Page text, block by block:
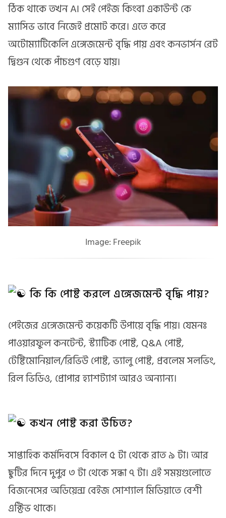
ঠিক থাকে তখন AI সেই পেইজ কিংবা একাউন্ট কে
ম্যাসিভ ভাবে নিজেই প্রমোট করে। এতে করে
অটোম্যাটিকেলি এঙ্গেজমেন্ট বৃদ্ধি পায় এবং কনভার্সন রেট
দ্বিগুন থেকে পাঁচগুণ বেড়ে যায়।
Image: Freepik
কি কি পোষ্ট করলে এঙ্গেজমেন্ট বৃদ্ধি পায়?
পেইজের এঙ্গেজমেন্ট কয়েকটি উপায়ে বৃদ্ধি পায়। যেমনঃ
পাওয়ারফুল কনটেন্ট, স্ট্যাটিক পোষ্ট, Q&A পোষ্ট,
টেষ্টিমোনিয়াল/রিভিউ পোষ্ট, ভ্যালু পোষ্ট, প্রবলেম সলভিং,
রিল ভিডিও, প্রোপার হ্যাশট্যাগ আরও অন্যান্য।
কখন পোষ্ট করা উচিত?
সাপ্তাহিক কর্মদিবসে বিকাল ৫ টা থেকে রাত ৯ টা। আর
ছুটির দিনে দুপুর ৩ টা থেকে সন্ধা ৭ টা। এই সময়গুলোতে
বিজনেসের অডিয়েন্স বেইজ সোশ্যাল মিডিয়াতে বেশী
এক্টিভ থাকে।